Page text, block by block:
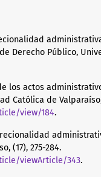
Derecho Público,
los actos
Católica de
view/184.
(17), 275-284.
viewArticle/343.